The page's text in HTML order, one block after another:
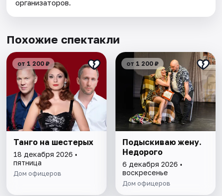
организаторов.
Похожие спектакли
от 1 200 ₽
Танго на шестерых
18 декабря 2026 •
пятница
Дом офицеров
от 1 200 ₽
Подыскиваю жену.
Недорого
6 декабря 2026 •
воскресенье
Дом офицеров